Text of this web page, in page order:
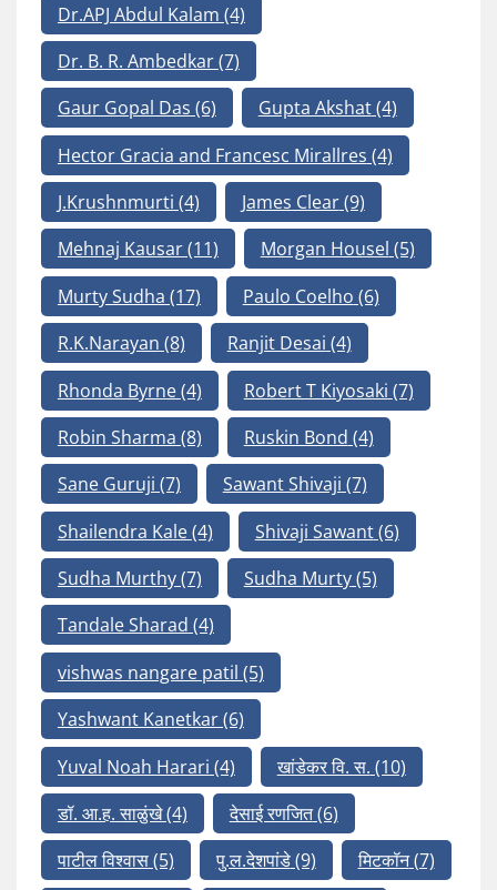
Dr.APJ Abdul Kalam (4)
Dr. B. R. Ambedkar(7)
Gaur Gopal Das (6) Gupta Akshat(4)
Hector Gracia and Francesc Mirallres (4)
J.Krushnmurti (4) James Clear(9)
Mehnaj Kausar(11) Morgan Housel (5)
Murty Sudha (17) Paulo Coelho (6)
R.K.Narayan (8) Ranjit Desai (4)
Rhonda Byrne(4) Robert T Kiyosaki (7)
Robin Sharma (8) Ruskin Bond (4)
Sane Guruji (7) Sawant Shivaji (7)
Shailendra Kale(4) Shivaji Sawant(6)
Sudha Murthy(7) Sudha Murty(5)
Tandale Sharad (4)
vishwas nangare patil (5)
Yashwant Kanetkar(6)
Yuval Noah Harari (4) खांडेकर वि. स. (10)
डॉ. आ.ह. साळुंखे(4) देसाई रणजित(6)
पाटील विश्वास(5) पु.ल.देशपांडे(9) मिटकॉन(7)